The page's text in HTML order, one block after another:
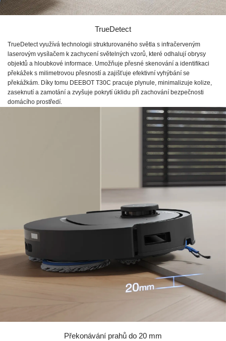
TrueDetect
TrueDetect využívá technologii strukturovaného světla s infračerveným
laserovým vysílačem k zachycení světelných vzorů, které odhalují obrysy
objektů a hloubkové informace. Umožňuje přesné skenování a identifikaci
překážek s milimetrovou přesností a zajišťuje efektivní vyhýbání se
překážkám. Díky tomu DEEBOT T30C pracuje plynule, minimalizuje kolize,
zaseknutí a zamotání a zvyšuje pokrytí úklidu při zachování bezpečnosti
domácího prostředí.
Překonávání prahů do 20 mm